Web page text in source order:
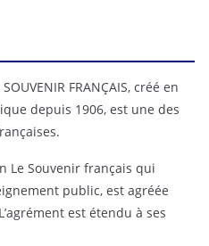
FRANÇAIS, créé en
depuis 1906, est une des
Le Souvenir français qui
public, est agréée
est étendu à ses